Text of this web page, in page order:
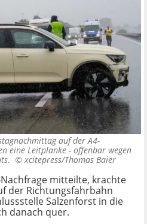
auf der A4-
eine Leitplanke - offenbar wegen
© xcitepress/Thomas Baier
mitteilte, krachte
der Richtungsfahrbahn
Salzenforst in die
danach quer.